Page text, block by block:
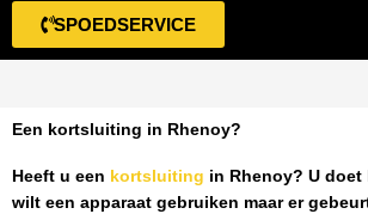
SPOEDSERVICE
Een kortsluiting in Rhenoy?
Heeft u een kortsluiting in Rhenoy? U doet
wilt een apparaat gebruiken maar er